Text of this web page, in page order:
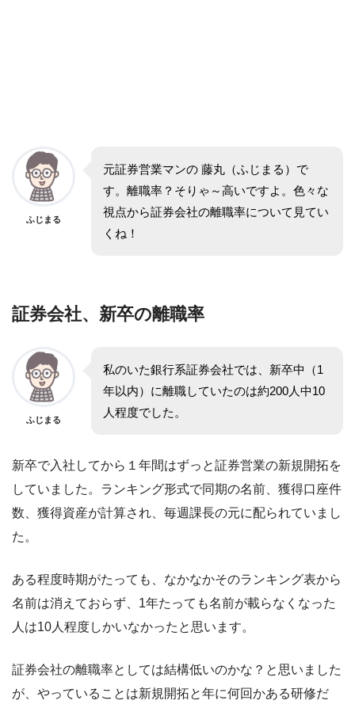
ふじまる
元証券営業マンの 藤丸（ふじまる）で
す。離職率？そりゃ～高いですよ。色々な
視点から証券会社の離職率について見てい
くね！
証券会社、新卒の離職率
ふじまる
私のいた銀行系証券会社では、新卒中（1
年以内）に離職していたのは約200人中10
人程度でした。
新卒で入社してから１年間はずっと証券営業の新規開拓を
していました。ランキング形式で同期の名前、獲得口座件
数、獲得資産が計算され、毎週課長の元に配られていまし
た。
ある程度時期がたっても、なかなかそのランキング表から
名前は消えておらず、1年たっても名前が載らなくなった
人は10人程度しかいなかったと思います。
証券会社の離職率としては結構低いのかな？と思いました
が、やっていることは新規開拓と年に何回かある研修だ